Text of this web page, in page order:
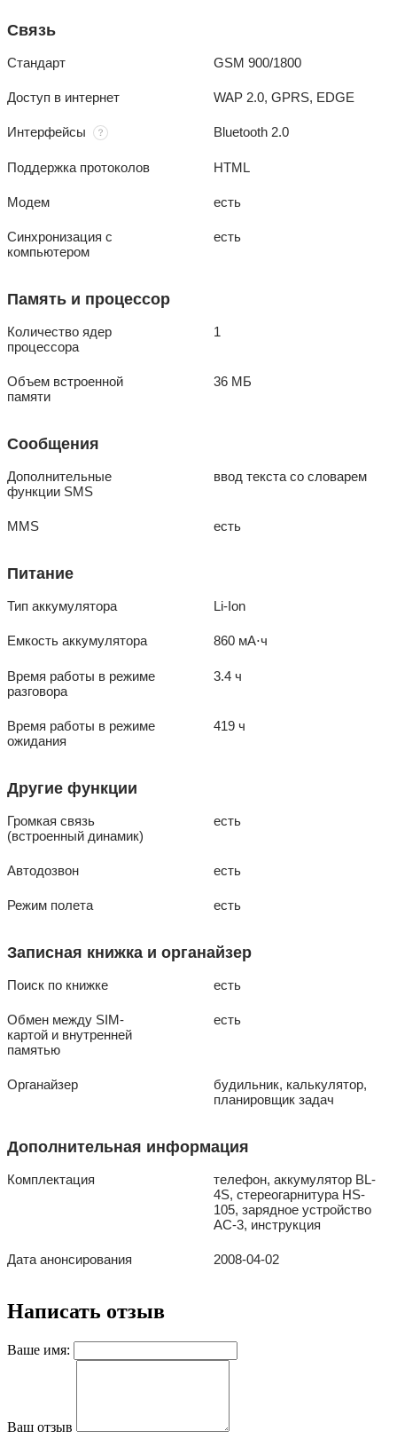
Связь
Стандарт GSM 900/1800
Доступ в интернет WAP 2.0, GPRS, EDGE
Интерфейсы Bluetooth 2.0
Поддержка протоколов HTML
Модем есть
Синхронизация с
компьютером
есть
Память и процессор
Количество ядер
процессора
1
Объем встроенной
памяти
36 МБ
Сообщения
Дополнительные
функции SMS
ввод текста со словарем
MMS есть
Питание
Тип аккумулятора Li-Ion
Емкость аккумулятора 860 мА⋅ч
Время работы в режиме
разговора
3.4 ч
Время работы в режиме
ожидания
419 ч
Другие функции
Громкая связь
(встроенный динамик)
есть
Автодозвон есть
Режим полета есть
Записная книжка и органайзер
Поиск по книжке есть
Обмен между SIM-
картой и внутренней
памятью
есть
Органайзер
будильник, калькулятор,
планировщик задач
Дополнительная информация
Комплектация
телефон, аккумулятор BL-
4S, стереогарнитура HS-
105, зарядное устройство
AC-3, инструкция
Дата анонсирования 2008-04-02
Написать отзыв
Ваше имя:
Ваш отзыв